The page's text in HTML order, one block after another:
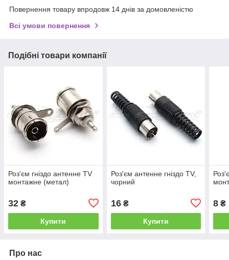
Повернення товару впродовж 14 днів за домовленістю
Всі умови повернення
Подібні товари компанії
Роз'єм гніздо антенне TV
монтажне (метал)
32 ₴
Купити
Роз'єм антенне гніздо TV,
чорний
16₴
Купити
8 ₴
Про нас